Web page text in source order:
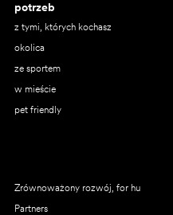
potrzeb
z tymi, których kochasz
okolica
ze sportem
w mieście
pet friendly
Zrównoważony rozwój, for hu
Partners